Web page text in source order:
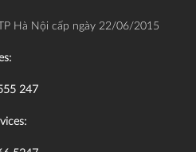
Hà Nội cấp ngày 22/06/2015
247